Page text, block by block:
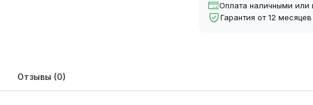
Оплата наличными или
Гарантия от 12 месяцев
Отзывы (0)